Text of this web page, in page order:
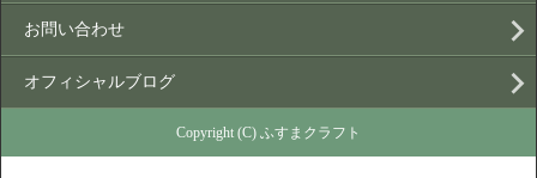
お問い合わせ
オフィシャルブログ
Copyright (C) ふすまクラフト